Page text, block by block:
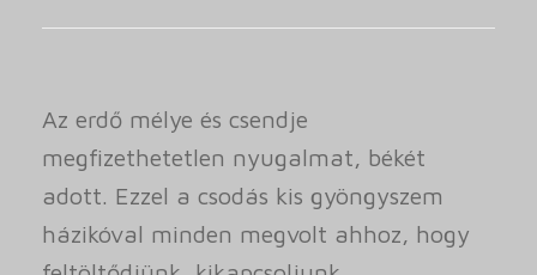
Az erdő mélye és csendje
megfizethetetlen nyugalmat, békét
adott. Ezzel a csodás kis gyöngyszem
házikóval minden megvolt ahhoz, hogy